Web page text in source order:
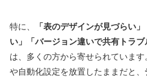
特に、
「表のデザインが見づらい
い」「バージョン違いで共有トラブ
は、多くの方から寄せられていま
や自動化設定を放置したままだと、